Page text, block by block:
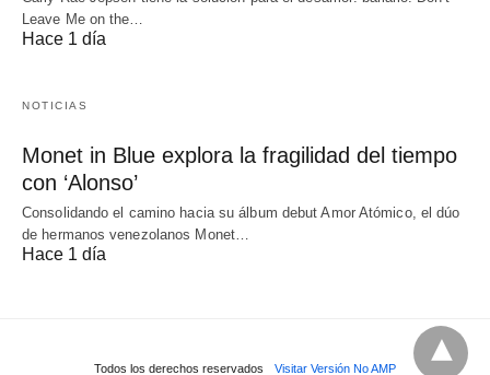
Leave Me on the…
Hace 1 día
NOTICIAS
Monet in Blue explora la fragilidad del tiempo
con ‘Alonso’
Consolidando el camino hacia su álbum debut Amor Atómico, el dúo
de hermanos venezolanos Monet…
Hace 1 día
Todos los derechos reservados Visitar Versión No AMP